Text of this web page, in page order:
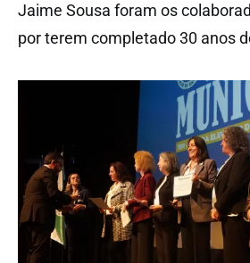
Jaime Sousa foram os
por terem completado 30 anos